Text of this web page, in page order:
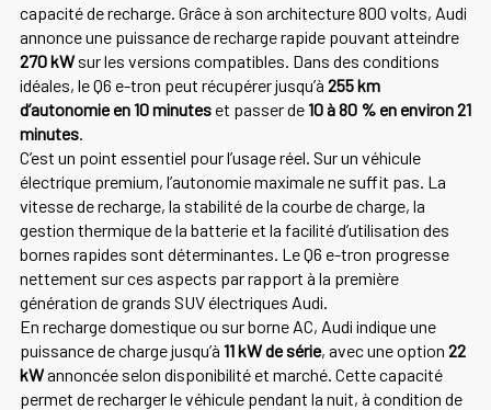
capacité de recharge. Grâce à son architecture 800 volts, Audi
annonce une puissance de recharge rapide pouvant atteindre
270 kWsur les versions compatibles. Dans des conditions
idéales, le Q6 e-tron peut récupérer jusqu’à 255 km
d’autonomie en 10 minuteset passer de10 à 80 % en environ 21
minutes.
C’est un point essentiel pour l’usage réel. Sur un véhicule
électrique premium, l’autonomie maximale ne suffit pas. La
vitesse de recharge, la stabilité de la courbe de charge, la
gestion thermique de la batterie et la facilité d’utilisation des
bornes rapides sont déterminantes. Le Q6 e-tron progresse
nettement sur ces aspects par rapport à la première
génération de grands SUV électriques Audi.
En recharge domestique ou sur borne AC, Audi indique une
puissance de charge jusqu’à 11 kW de série, avec une option 22
kWannoncée selon disponibilité et marché. Cette capacité
permet de recharger le véhicule pendant la nuit, à condition de